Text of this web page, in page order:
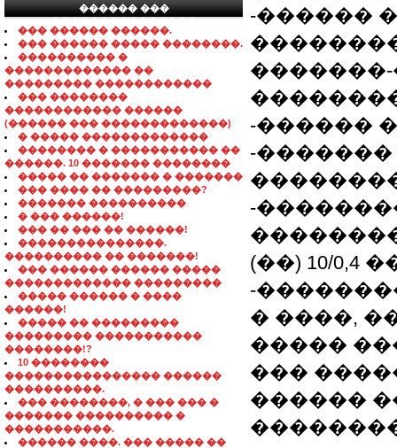
������ ���
���������������
��� ������ ������.
��� ������ ����� ��������.
���������� �
������������� ��
��������� ������������
��� ��������
������������ ������
(������ ��� �������������)
� ����� �������������
�������� � ����������� ��
������. 10 ������� ��������
����� �� ������� � �������
��� ���� �� ���������?
������� ����������
� ��� ������!
��� �� ��� �� ������!
���������������.
���������� �� �������!
��� ������ ������ �����
������������� ���������
����� ������ � ����
������!
����� �� ���������
��������� �����������
��������!?
10 ��������
���������������� ������
����������.
��� ��������, � ��� ��� �
������� ���������� �
�����������.
������ ����. ��� ����� ��
-������
-������
-
-
(��) 10/0,4
-
� ����,
�����
���
������